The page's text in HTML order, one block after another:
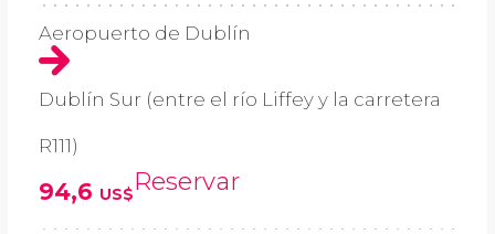
Aeropuerto de Dublín
Dublín Sur (entre el río Liffey y la carretera
R111)
94,6 US$Reservar